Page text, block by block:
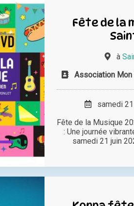
Fête de la
à
Association
samedi 21
Fête de la Musique
: Une journée
samedi 21 juin